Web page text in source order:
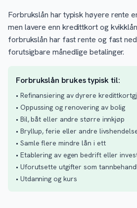
Forbrukslån har typisk høyere rente
men lavere enn kredittkort og
forbrukslån har fast rente og fast
forutsigbare månedlige betalinger.
Forbrukslån brukes typisk til:
• Refinansiering av dyrere
• Oppussing og renovering av bolig
• Bil, båt eller andre større innkjøp
• Bryllup, ferie eller andre
• Samle flere mindre lån i ett
• Etablering av egen bedrift eller
• Uforutsette utgifter som
• Utdanning og kurs